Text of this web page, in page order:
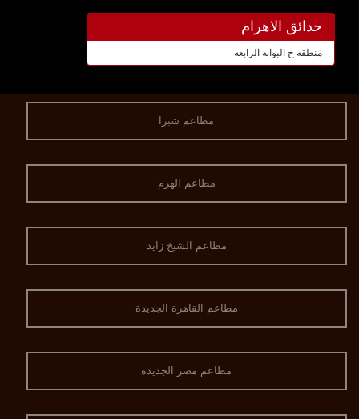
حدائق الاهرام
منطقه ح البوابه الرابعه
مطاعم شبرا
مطاعم الهرم
مطاعم الشيخ زايد
مطاعم القاهرة الجديدة
مطاعم مصر الجديدة